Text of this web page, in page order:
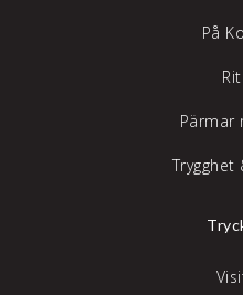
På
Pärmar
Trygghet